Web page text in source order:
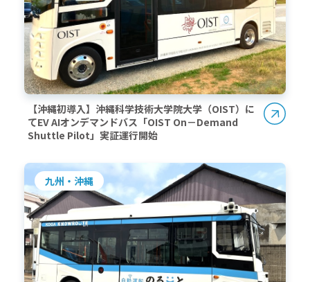
【沖縄初導入】沖縄科学技術大学院大学（OIST）に
てEV AIオンデマンドバス「OIST On－Demand
Shuttle Pilot」実証運行開始
九州・沖縄